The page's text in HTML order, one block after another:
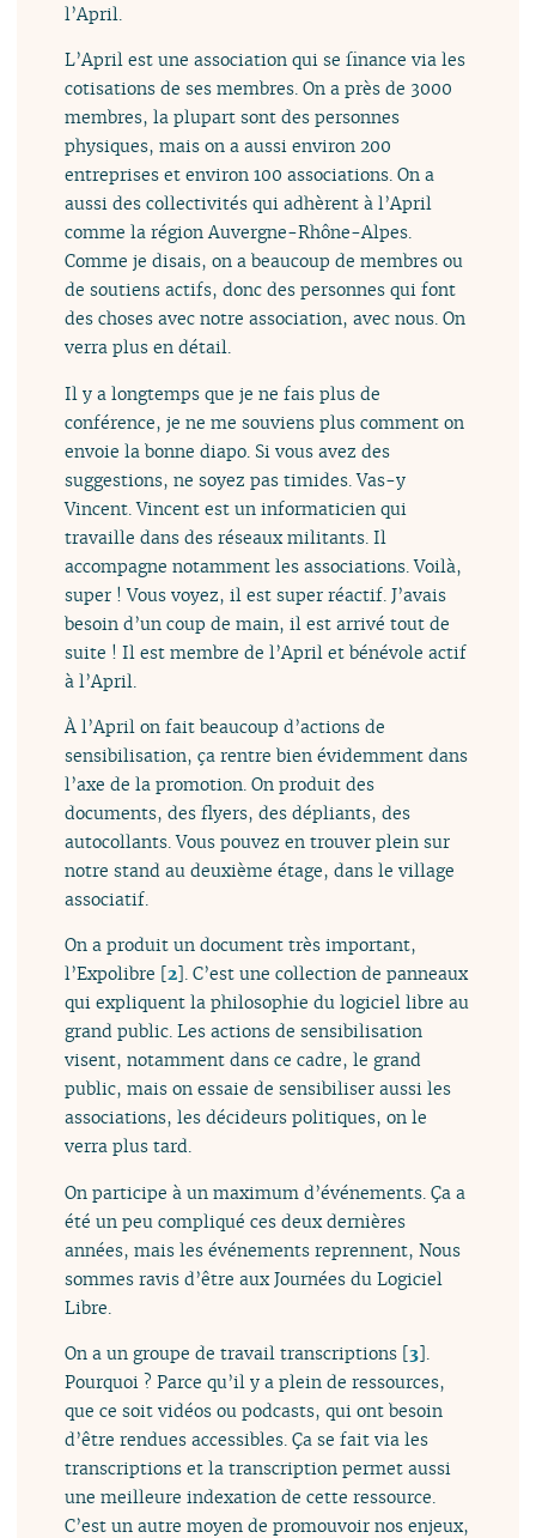
l’April.
L’April est une association qui se finance via les
cotisations de ses membres. On a près de 3000
membres, la plupart sont des personnes
physiques, mais on a aussi environ 200
entreprises et environ 100 associations. On a
aussi des collectivités qui adhèrent à l’April
comme la région Auvergne-Rhône-Alpes.
Comme je disais, on a beaucoup de membres ou
de soutiens actifs, donc des personnes qui font
des choses avec notre association, avec nous. On
verra plus en détail.
Il y a longtemps que je ne fais plus de
conférence, je ne me souviens plus comment on
envoie la bonne diapo. Si vous avez des
suggestions, ne soyez pas timides. Vas-y
Vincent. Vincent est un informaticien qui
travaille dans des réseaux militants. Il
accompagne notamment les associations. Voilà,
super ! Vous voyez, il est super réactif. J’avais
besoin d’un coup de main, il est arrivé tout de
suite ! Il est membre de l’April et bénévole actif
à l’April.
À l’April on fait beaucoup d’actions de
sensibilisation, ça rentre bien évidemment dans
l’axe de la promotion. On produit des
documents, des flyers, des dépliants, des
autocollants. Vous pouvez en trouver plein sur
notre stand au deuxième étage, dans le village
associatif.
On a produit un document très important,
l’Expolibre [2]. C’est une collection de panneaux
qui expliquent la philosophie du logiciel libre au
grand public. Les actions de sensibilisation
visent, notamment dans ce cadre, le grand
public, mais on essaie de sensibiliser aussi les
associations, les décideurs politiques, on le
verra plus tard.
On participe à un maximum d’événements. Ça a
été un peu compliqué ces deux dernières
années, mais les événements reprennent, Nous
sommes ravis d’être aux Journées du Logiciel
Libre.
On a un groupe de travail transcriptions [3].
Pourquoi ? Parce qu’il y a plein de ressources,
que ce soit vidéos ou podcasts, qui ont besoin
d’être rendues accessibles. Ça se fait via les
transcriptions et la transcription permet aussi
une meilleure indexation de cette ressource.
C’est un autre moyen de promouvoir nos enjeux,